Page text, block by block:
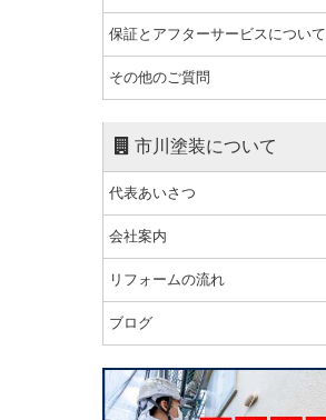
保証とアフターサービスについて
その他のご質問
市川塗装について
代表あいさつ
会社案内
リフォームの流れ
ブログ